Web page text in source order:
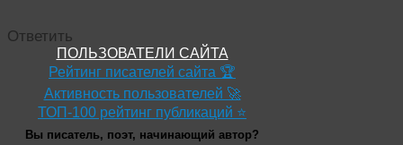
Ответить
ПОЛЬЗОВАТЕЛИ САЙТА
Рейтинг писателей сайта 🏆
Активность пользователей 🚀
ТОП-100 рейтинг публикаций ⭐
Вы писатель, поэт, начинающий автор?